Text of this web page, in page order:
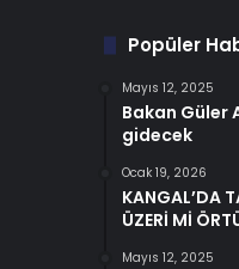
Popüler
Mayıs 12, 2025
Bakan Güler
gidecek
Ocak 19, 2026
KANGAL’DA
ÜZERİ Mİ
Mayıs 12, 2025